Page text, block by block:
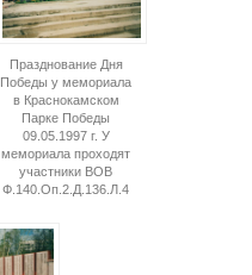
Празднование Дня
Победы у мемориала
в Краснокамском
Парке Победы
09.05.1997 г. У
мемориала проходят
участники ВОВ
Ф.140.Оп.2.Д.136.Л.4